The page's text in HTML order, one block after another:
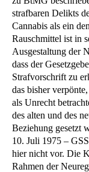
strafbaren Delikts
Cannabis als ein
Rauschmittel ist in
Ausgestaltung der
dass der
Strafvorschrift zu
das bisher
als Unrecht
des alten und des
Beziehung gesetzt
10. Juli 1975 –
hier nicht vor. Die
Rahmen der